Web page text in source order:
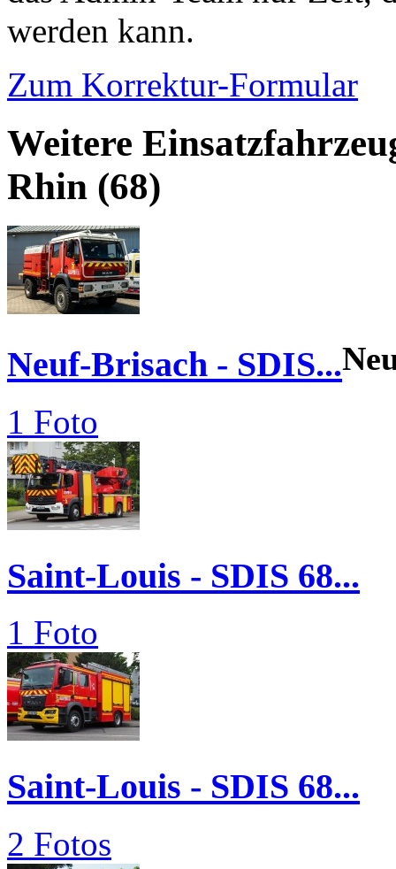
werden kann.
Zum Korrektur-Formular
Weitere
Rhin (68)
Neuf-Brisach - SDIS...
1 Foto
Saint-Louis - SDIS 68...
1 Foto
Saint-Louis - SDIS 68...
2 Fotos